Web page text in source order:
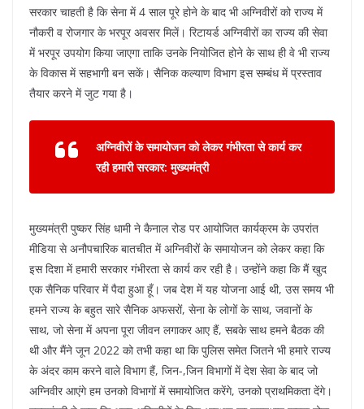
सरकार चाहती है कि सेना में 4 साल पूरे होने के बाद भी अग्निवीरों को राज्य में
नौकरी व रोजगार के भरपूर अवसर मिलें। रिटायर्ड अग्निवीरों का राज्य की सेवा
में भरपूर उपयोग किया जाएगा ताकि उनके नियोजित होने के साथ ही वे भी राज्य
के विकास में सहभागी बन सकें। सैनिक कल्याण विभाग इस सम्बंध में प्रस्ताव
तैयार करने में जुट गया है।
अग्निवीरों के समायोजन को लेकर गंभीरता से कार्य कर
रही हमारी सरकार: मुख्यमंत्री
मुख्यमंत्री पुष्कर सिंह धामी ने कैनाल रोड पर आयोजित कार्यक्रम के उपरांत
मीडिया से अनौपचारिक बातचीत में अग्निवीरों के समायोजन को लेकर कहा कि
इस दिशा में हमारी सरकार गंभीरता से कार्य कर रही है। उन्होंने कहा कि मैं खुद
एक सैनिक परिवार में पैदा हुआ हूँ। जब देश में यह योजना आई थी, उस समय भी
हमने राज्य के बहुत सारे सैनिक अफसरों, सेना के लोगों के साथ, जवानों के
साथ, जो सेना में अपना पूरा जीवन लगाकर आए हैं, सबके साथ हमने बैठक की
थी और मैंने जून 2022 को तभी कहा था कि पुलिस समेत जितने भी हमारे राज्य
के अंदर काम करने वाले विभाग हैं, जिन-,जिन विभागों में देश सेवा के बाद जो
अग्निवीर आएंगे हम उनको विभागों में समायोजित करेंगे, उनको प्राथमिकता देंगे।